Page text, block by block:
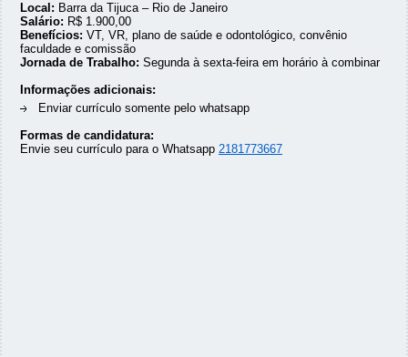
Local: Barra da Tijuca – Rio de Janeiro
Salário: R$ 1.900,00
Benefícios: VT, VR, plano de saúde e odontológico, convênio
faculdade e comissão
Jornada de Trabalho: Segunda à sexta-feira em horário à combinar
Informações adicionais:
Enviar currículo somente pelo whatsapp
Formas de candidatura:
Envie seu currículo para o Whatsapp 2181773667